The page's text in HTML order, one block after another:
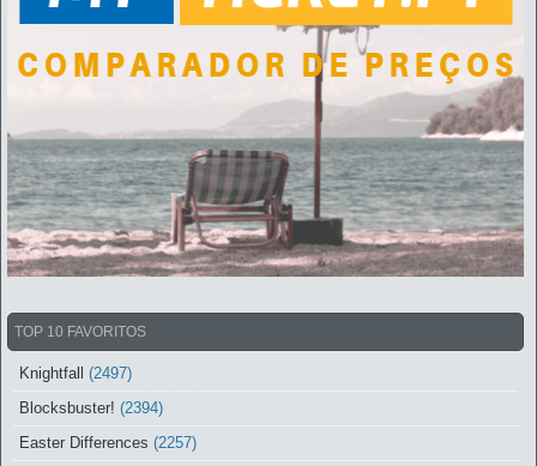
TOP 10 FAVORITOS
Knightfall
(2497)
Blocksbuster! (2394)
Easter Differences (2257)